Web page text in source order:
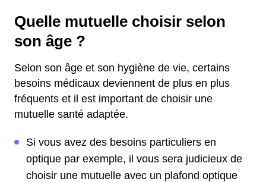
Quelle mutuelle choisir selon
son âge ?
Selon son âge et son hygiène de vie, certains
besoins médicaux deviennent de plus en plus
fréquents et il est important de choisir une
mutuelle santé adaptée.
Si vous avez des besoins particuliers en
optique par exemple, il vous sera judicieux de
choisir une mutuelle avec un plafond optique